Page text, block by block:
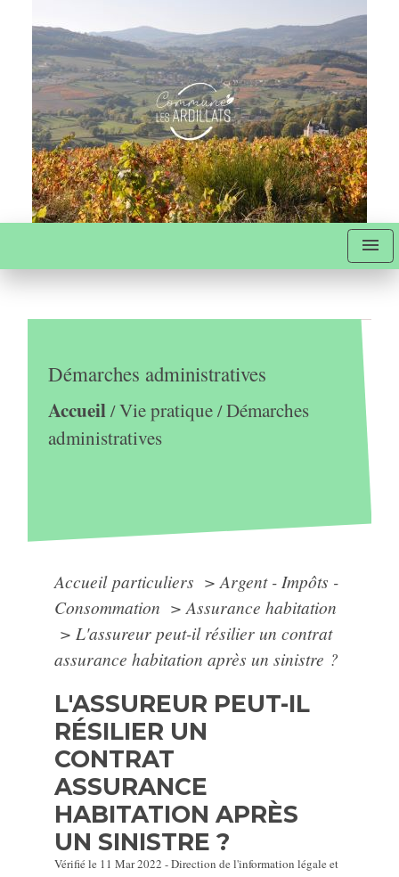
menu
Démarches administratives
Accueil/Vie pratique/Démarches
administratives
Accueil particuliers > Argent - Impôts -
Consommation > Assurance habitation
> L'assureur peut-il résilier un contrat
assurance habitation après un sinistre ?
L'ASSUREUR PEUT-IL
RÉSILIER UN
CONTRAT
ASSURANCE
HABITATION APRÈS
UN SINISTRE ?
Vérifié le 11 Mar 2022 - Direction de l'information légale et